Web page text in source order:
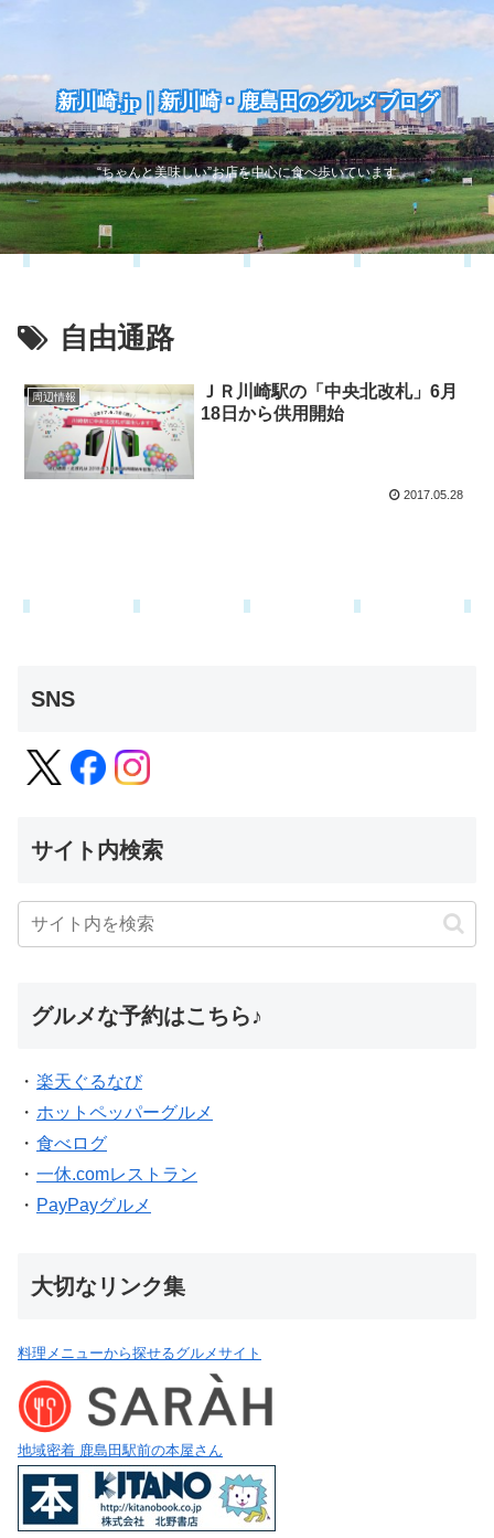
新川崎.jp｜新川崎・鹿島田のグルメブログ
“ちゃんと美味しい”お店を中心に食べ歩いています
自由通路
周辺情報
ＪＲ川崎駅の「中央北改札」6月
18日から供用開始
2017.05.28
SNS
サイト内検索
グルメな予約はこちら♪
・ 楽天ぐるなび
・ ホットペッパーグルメ
・ 食べログ
・ 一休.comレストラン
・ PayPayグルメ
大切なリンク集
料理メニューから探せるグルメサイト
地域密着 鹿島田駅前の本屋さん